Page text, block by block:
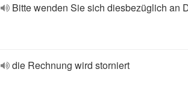
Bitte wenden Sie sich diesbezüglich an
die Rechnung wird storniert